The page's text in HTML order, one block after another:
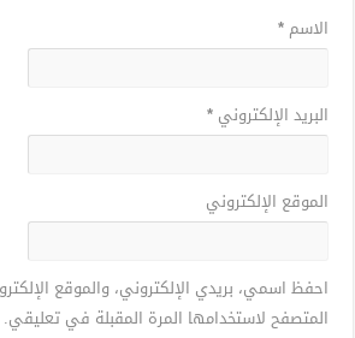
الاسم*
البريد الإلكتروني*
الموقع الإلكتروني
احفظ اسمي، بريدي الإلكتروني، والموقع
المتصفح لاستخدامها المرة المقبلة في تعليقي.